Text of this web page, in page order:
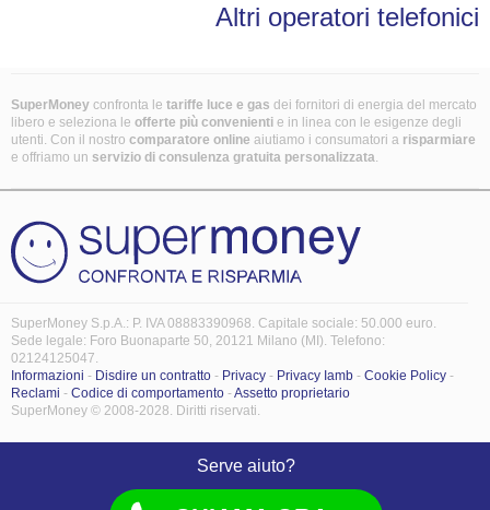
Altri operatori telefonici
SuperMoney confronta le tariffe luce e gas dei fornitori di energia del mercato
libero e seleziona le offerte più convenienti e in linea con le esigenze degli
utenti. Con il nostro comparatore online aiutiamo i consumatori a risparmiare
e offriamo un servizio di consulenza gratuita personalizzata.
SuperMoney S.p.A.: P. IVA 08883390968. Capitale sociale: 50.000 euro.
Sede legale: Foro Buonaparte 50, 20121 Milano (MI). Telefono:
02124125047.
Informazioni - Disdire un contratto - Privacy - Privacy Iamb - Cookie Policy -
Reclami - Codice di comportamento -Assetto proprietario
SuperMoney © 2008-2028. Diritti riservati.
Serve aiuto?